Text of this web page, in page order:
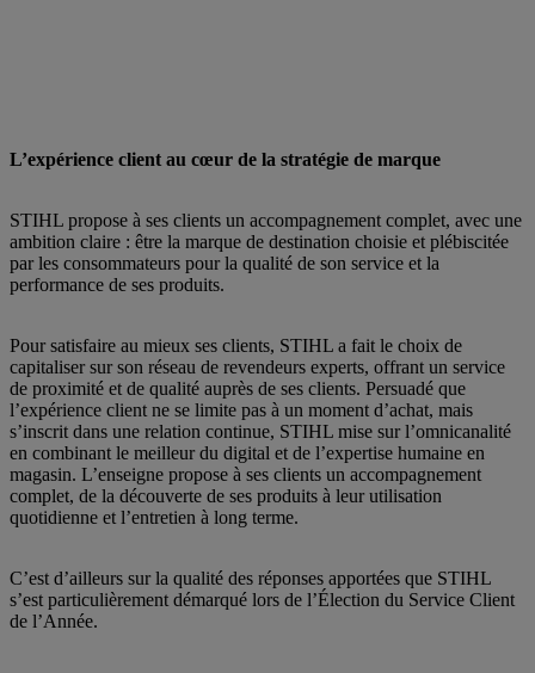
L’expérience client au cœur de la stratégie de marque
STIHL propose à ses clients un accompagnement complet, avec une
ambition claire : être la marque de destination choisie et plébiscitée
par les consommateurs pour la qualité de son service et la
performance de ses produits.
Pour satisfaire au mieux ses clients, STIHL a fait le choix de
capitaliser sur son réseau de revendeurs experts, offrant un service
de proximité et de qualité auprès de ses clients. Persuadé que
l’expérience client ne se limite pas à un moment d’achat, mais
s’inscrit dans une relation continue, STIHL mise sur l’omnicanalité
en combinant le meilleur du digital et de l’expertise humaine en
magasin. L’enseigne propose à ses clients un accompagnement
complet, de la découverte de ses produits à leur utilisation
quotidienne et l’entretien à long terme.
C’est d’ailleurs sur la qualité des réponses apportées que STIHL
s’est particulièrement démarqué lors de l’Élection du Service Client
de l’Année.